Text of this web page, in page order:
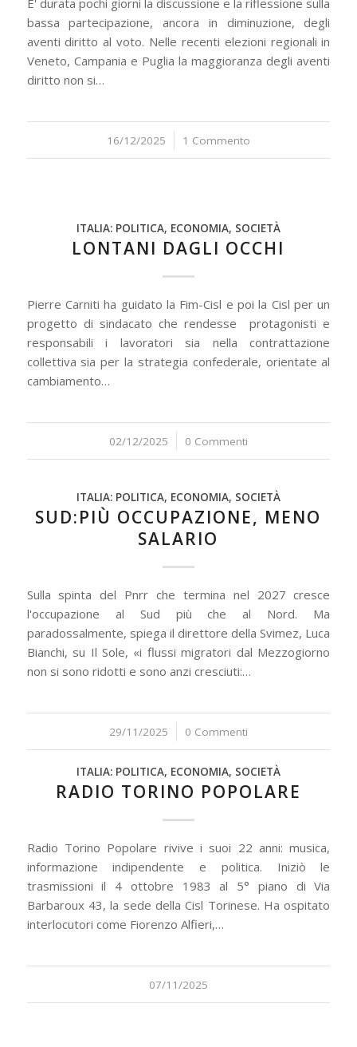
E' durata pochi giorni la discussione e la riflessione sulla
bassa partecipazione, ancora in diminuzione, degli
aventi diritto al voto. Nelle recenti elezioni regionali in
Veneto, Campania e Puglia la maggioranza degli aventi
diritto non si…
16/12/2025
/ 1 Commento
ITALIA: POLITICA, ECONOMIA, SOCIETÀ
LONTANI DAGLI OCCHI
Pierre Carniti ha guidato la Fim-Cisl e poi la Cisl per un
progetto di sindacato che rendesse protagonisti e
responsabili i lavoratori sia nella contrattazione
collettiva sia per la strategia confederale, orientate al
cambiamento…
02/12/2025
/ 0 Commenti
ITALIA: POLITICA, ECONOMIA, SOCIETÀ
SUD:PIÙ OCCUPAZIONE, MENO
SALARIO
Sulla spinta del Pnrr che termina nel 2027 cresce
l'occupazione al Sud più che al Nord. Ma
paradossalmente, spiega il direttore della Svimez, Luca
Bianchi, su Il Sole, «i flussi migratori dal Mezzogiorno
non si sono ridotti e sono anzi cresciuti:…
29/11/2025
/ 0 Commenti
ITALIA: POLITICA, ECONOMIA, SOCIETÀ
RADIO TORINO POPOLARE
Radio Torino Popolare rivive i suoi 22 anni: musica,
informazione indipendente e politica. Iniziò le
trasmissioni il 4 ottobre 1983 al 5° piano di Via
Barbaroux 43, la sede della Cisl Torinese. Ha ospitato
interlocutori come Fiorenzo Alfieri,…
07/11/2025